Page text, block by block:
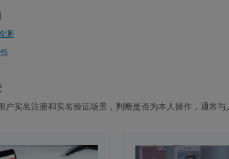
测
户实名注册和实名验证场景，判断是否为本人操作，通常